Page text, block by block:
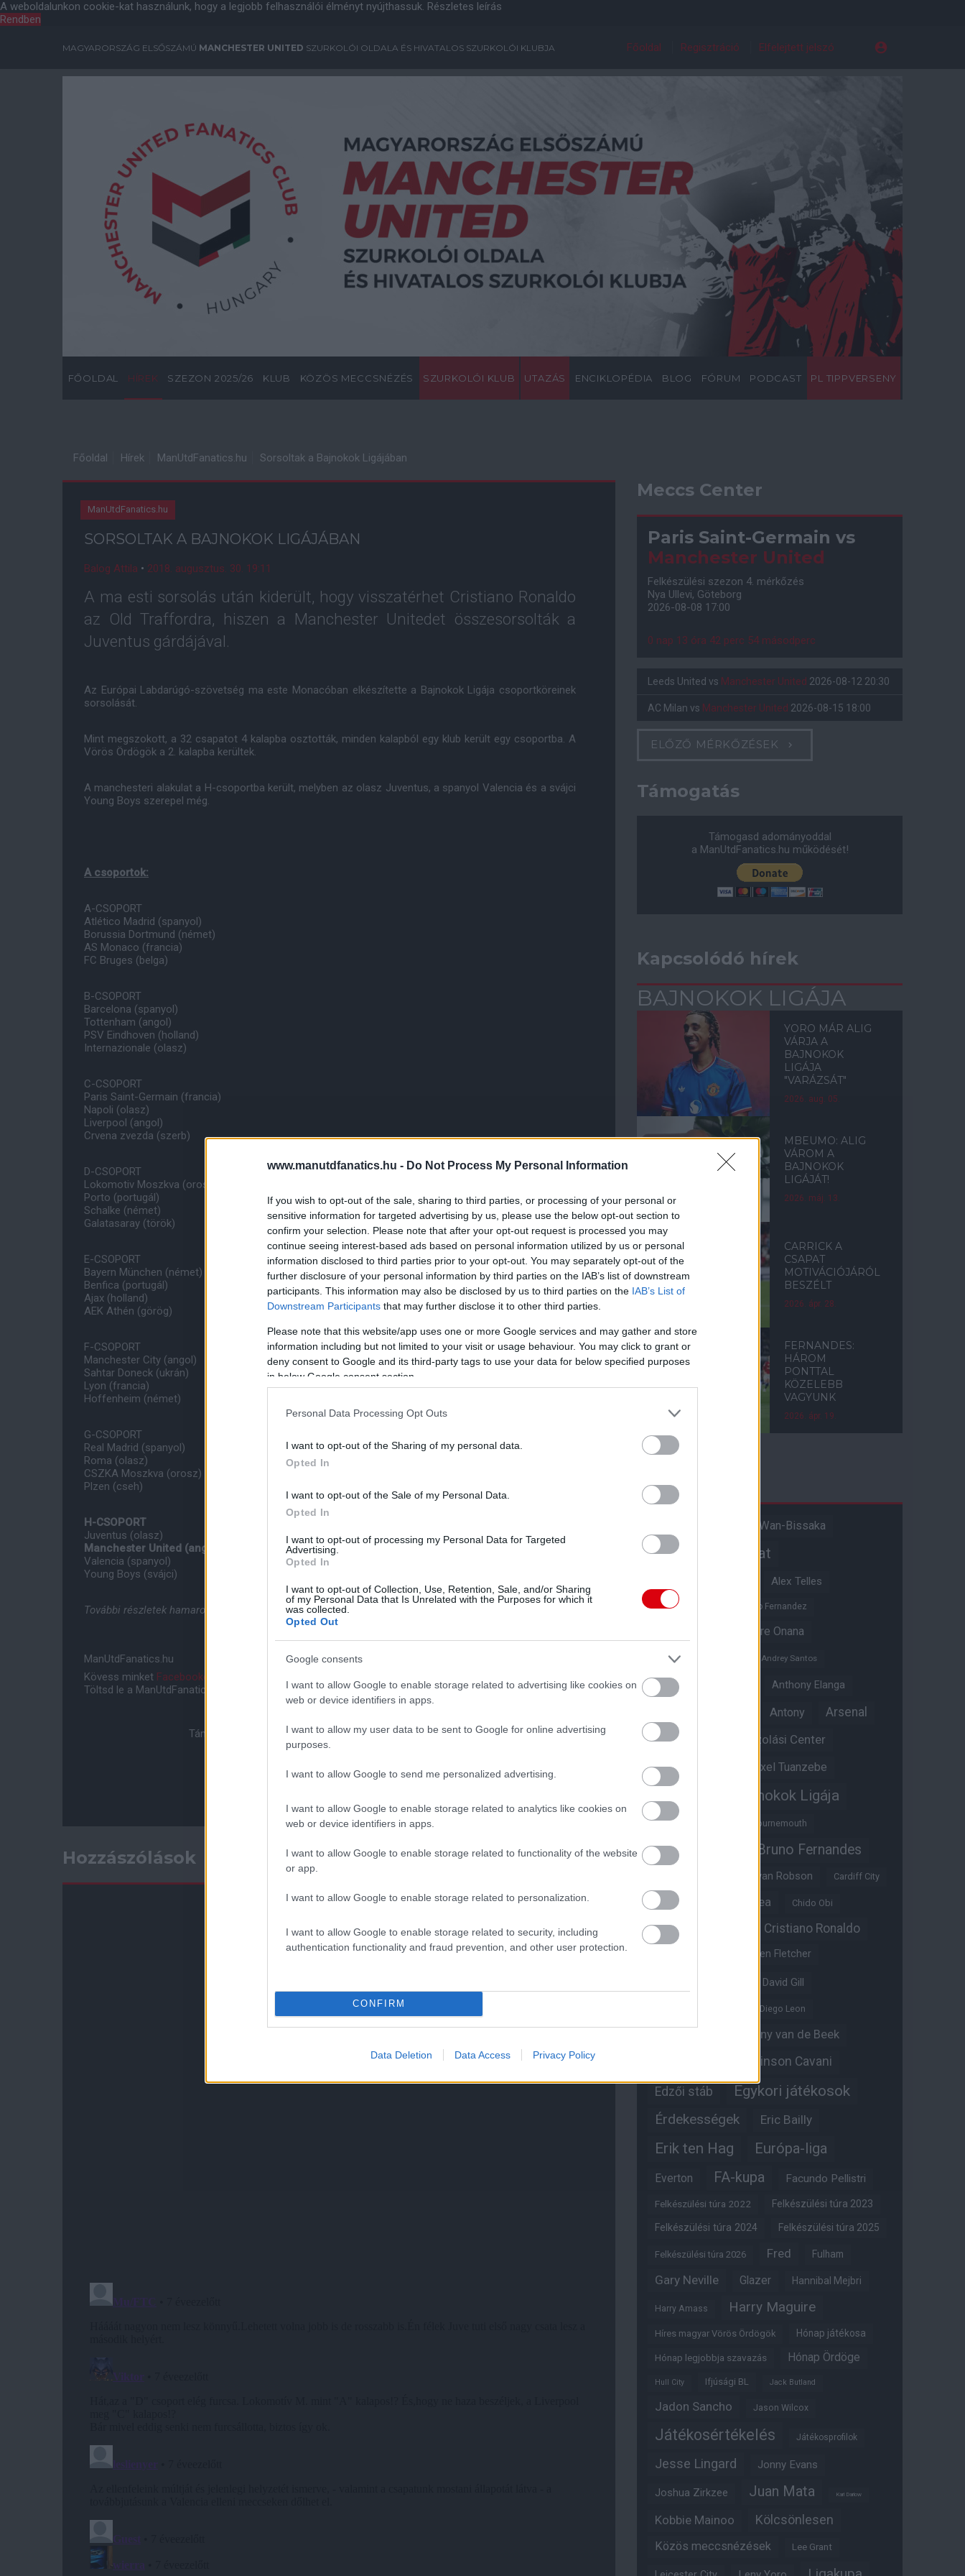
A weboldalunkon cookie-kat használunk, hogy a legjobb felhasználói élményt nyújthassuk. Részletes leírás
Rendben
www.manutdfanatics.hu - Do Not Process My Personal Information
If you wish to opt-out of the sale, sharing to third parties, or processing of your personal or
sensitive information for targeted advertising by us, please use the below opt-out section to
confirm your selection. Please note that after your opt-out request is processed you may
continue seeing interest-based ads based on personal information utilized by us or personal
information disclosed to third parties prior to your opt-out. You may separately opt-out of the
further disclosure of your personal information by third parties on the IAB’s list of downstream
participants. This information may also be disclosed by us to third parties on the IAB’s List of
Downstream Participants that may further disclose it to other third parties.
Please note that this website/app uses one or more Google services and may gather and store
information including but not limited to your visit or usage behaviour. You may click to grant or
deny consent to Google and its third-party tags to use your data for below specified purposes
in below Google consent section.
Personal Data Processing Opt Outs
I want to opt-out of the Sharing of my personal data.
Opted In
I want to opt-out of the Sale of my Personal Data.
Opted In
I want to opt-out of processing my Personal Data for Targeted
Advertising.
Opted In
I want to opt-out of Collection, Use, Retention, Sale, and/or Sharing
of my Personal Data that Is Unrelated with the Purposes for which it
was collected.
Opted Out
Google consents
I want to allow Google to enable storage related to advertising like cookies on
web or device identifiers in apps.
I want to allow my user data to be sent to Google for online advertising
purposes.
I want to allow Google to send me personalized advertising.
I want to allow Google to enable storage related to analytics like cookies on
web or device identifiers in apps.
I want to allow Google to enable storage related to functionality of the website
or app.
I want to allow Google to enable storage related to personalization.
I want to allow Google to enable storage related to security, including
authentication functionality and fraud prevention, and other user protection.
CONFIRM
Data Deletion Data Access Privacy Policy
MAGYARORSZÁG ELSŐSZÁMÚ MANCHESTER UNITED SZURKOLÓI OLDALA ÉS HIVATALOS SZURKOLÓI KLUBJA Főoldal Regisztráció Elfelejtett jelszó
FŐOLDAL HÍREK SZEZON 2025/26 KLUB KÖZÖS MECCSNÉZÉS SZURKOLÓI KLUB UTAZÁS ENCIKLOPÉDIA BLOG FÓRUM PODCAST PL TIPPVERSENY
Főoldal Hírek ManUtdFanatics.hu Sorsoltak a Bajnokok Ligájában
ManUtdFanatics.hu
SORSOLTAK A BAJNOKOK LIGÁJÁBAN
Balog Attila • 2018. augusztus. 30. 19:11
A ma esti sorsolás után kiderült, hogy visszatérhet Cristiano Ronaldo
az Old Traffordra, hiszen a Manchester Unitedet összesorsolták a
Juventus gárdájával.
Az Európai Labdarúgó-szövetség ma este Monacóban elkészítette a Bajnokok Ligája csoportköreinek
sorsolását.
Mint megszokott, a 32 csapatot 4 kalapba osztották, minden kalapból egy klub került egy csoportba. A
Vörös Ördögök a 2. kalapba kerültek.
A manchesteri alakulat a H-csoportba került, melyben az olasz Juventus, a spanyol Valencia és a svájci
Young Boys szerepel még.
A csoportok:
A-CSOPORT
Atlético Madrid (spanyol)
Borussia Dortmund (német)
AS Monaco (francia)
FC Bruges (belga)
B-CSOPORT
Barcelona (spanyol)
Tottenham (angol)
PSV Eindhoven (holland)
Internazionale (olasz)
C-CSOPORT
Paris Saint-Germain (francia)
Napoli (olasz)
Liverpool (angol)
Crvena zvezda (szerb)
D-CSOPORT
Lokomotiv Moszkva (orosz)
Porto (portugál)
Schalke (német)
Galatasaray (török)
E-CSOPORT
Bayern München (német)
Benfica (portugál)
Ajax (holland)
AEK Athén (görög)
F-CSOPORT
Manchester City (angol)
Sahtar Doneck (ukrán)
Lyon (francia)
Hoffenheim (német)
G-CSOPORT
Real Madrid (spanyol)
Roma (olasz)
CSZKA Moszkva (orosz)
Plzen (cseh)
H-CSOPORT
Juventus (olasz)
Manchester United (angol)
Valencia (spanyol)
Young Boys (svájci)
További részletek hamarosan!
ManUtdFanatics.hu
Kövess minket Facebookon
Töltsd le a ManUtdFanatics.hu mobil applikációtAndroidraésiOS-re!
Támogasd adományoddal a ManUtdFanatics.hu működését!
Hozzászólások
Meccs Center
Paris Saint-Germain vs
Manchester United
Felkészülési szezon 4. mérkőzés
Nya Ullevi, Göteborg
2026-08-08 17:00
0 nap 13 óra 42 perc 53 másodperc
Leeds United vs Manchester United 2026-08-12 20:30
AC Milan vs Manchester United 2026-08-15 18:00
ELŐZŐ MÉRKŐZÉSEK
Támogatás
Támogasd adományoddal
a ManUtdFanatics.hu működését!
Kapcsolódó hírek
BAJNOKOK LIGÁJA
YORO MÁR ALIG
VÁRJA A
BAJNOKOK
LIGÁJA
"VARÁZSÁT"
2026. aug. 05.
MBEUMO: ALIG
VÁROM A
BAJNOKOK
LIGÁJÁT!
2026. máj. 13.
CARRICK A
CSAPAT
MOTIVÁCIÓJÁRÓL
BESZÉLT
2026. ápr. 28.
FERNANDES:
HÁROM
PONTTAL
KÖZELEBB
VAGYUNK
2026. ápr. 19.
Aaron Wan-Bissaka
Akadémiai csapat
Alex Telles
Altay Bayindir Alvaro Fernandez
Andre Onana
Andreas Pereira
Andrey Santos
Angol válogatott Anthony Elanga
Antony Arsenal
Aston Villa Átigazolási Center
Átigazolások Axel Tuanzebe
Bajnokok Ligája
Benjamin Sesko Bournemouth
Brandon Williams Bruno Fernandes
Bryan Robson Cardiff City
Casemiro Chelsea Chido Obi
Christian Eriksen Cristiano Ronaldo
Darren Fletcher
David Gill
Diego Leon
Donny van de Beek
Edinson Cavani
Edzői stáb Egykori játékosok
Érdekességek Eric Bailly
Erik ten Hag Európa-liga
Everton FA-kupa Facundo Pellistri
Felkészülési túra 2022 Felkészülési túra 2023
Felkészülési túra 2024 Felkészülési túra 2025
Felkészülési túra 2026 Fred Fulham
Gary Neville Glazer Hannibal Mejbri
Harry Amass Harry Maguire
Híres magyar Vörös Ördögök Hónap játékosa
Hónap legjobbja szavazás Hónap Ördöge
Hull City Ifjúsági BL Jack Butland
Jadon Sancho Jason Wilcox
Játékosértékelés Játékosprofilok
Jesse Lingard Jonny Evans
Joshua Zirkzee Juan Mata Karl Darlow
Kobbie Mainoo Kölcsönlesen
Közös meccsnézések Lee Grant